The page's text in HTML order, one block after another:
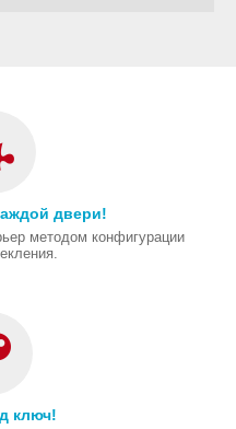
двери!
методом конфигурации
ключ!